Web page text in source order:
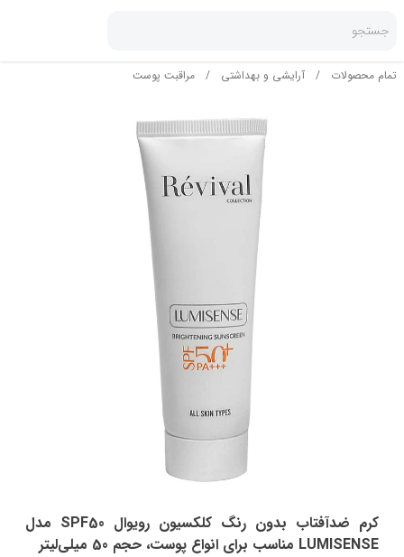
جستجو
تمام محصولات / آرایشی و بهداشتی / مراقبت پوست
کرم ضدآفتاب بدون رنگ کلکسیون رویوال SPF50 مدل
LUMISENSE مناسب برای انواع پوست، حجم 50 میلی‌لیتر